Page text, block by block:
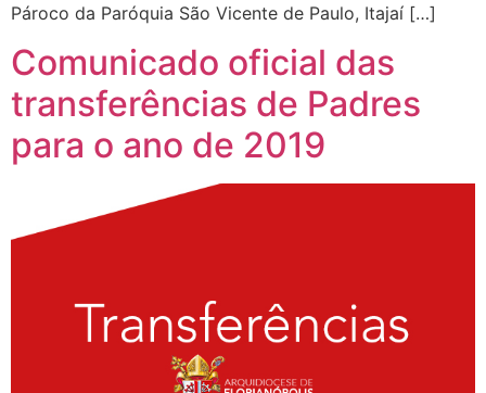
Pároco da Paróquia São Vicente de Paulo, Itajaí […]
Comunicado oficial das
transferências de Padres
para o ano de 2019